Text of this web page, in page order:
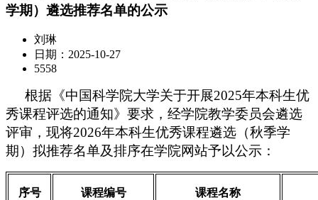
学期）遴选推荐名单的公示
刘琳
日期：2025-10-27
5558
根据《中国科学院大学关于开展2025年本科生优
秀课程评选的通知》要求，经学院教学委员会遴选
评审，现将2026年本科生优秀课程遴选（秋季学
期）拟推荐名单及排序在学院网站予以公示：
序号 课程编号 课程名称